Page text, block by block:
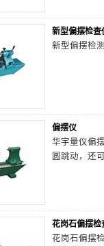
新型偏摆检查
新型偏摆检
偏摆仪
华宇量仪偏
圆跳动，还
花岗石偏摆检
花岗石偏摆